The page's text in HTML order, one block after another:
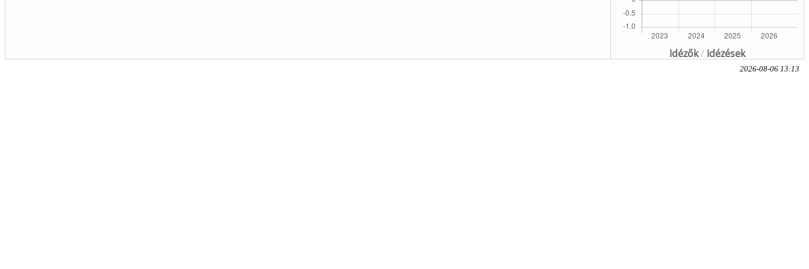
Idézők/ Idézések
2026-08-06 13:13